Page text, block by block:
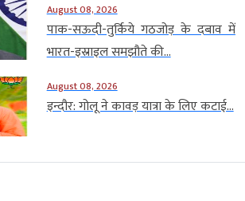
August 08, 2026
पाक-सऊदी-तुर्किये गठजोड़ के दबाव में
भारत-इस्राइल समझौते की...
August 08, 2026
इन्दौर: गोलू ने कावड़ यात्रा के लिए कटाई...